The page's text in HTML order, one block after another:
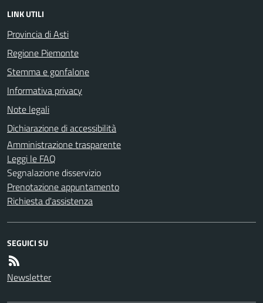
LINK UTILI
Provincia di Asti
Regione Piemonte
Stemma e gonfalone
Informativa privacy
Note legali
Dichiarazione di accessibilità
Amministrazione trasparente
Leggi le FAQ
Segnalazione disservizio
Prenotazione appuntamento
Richiesta d'assistenza
SEGUICI SU
Newsletter